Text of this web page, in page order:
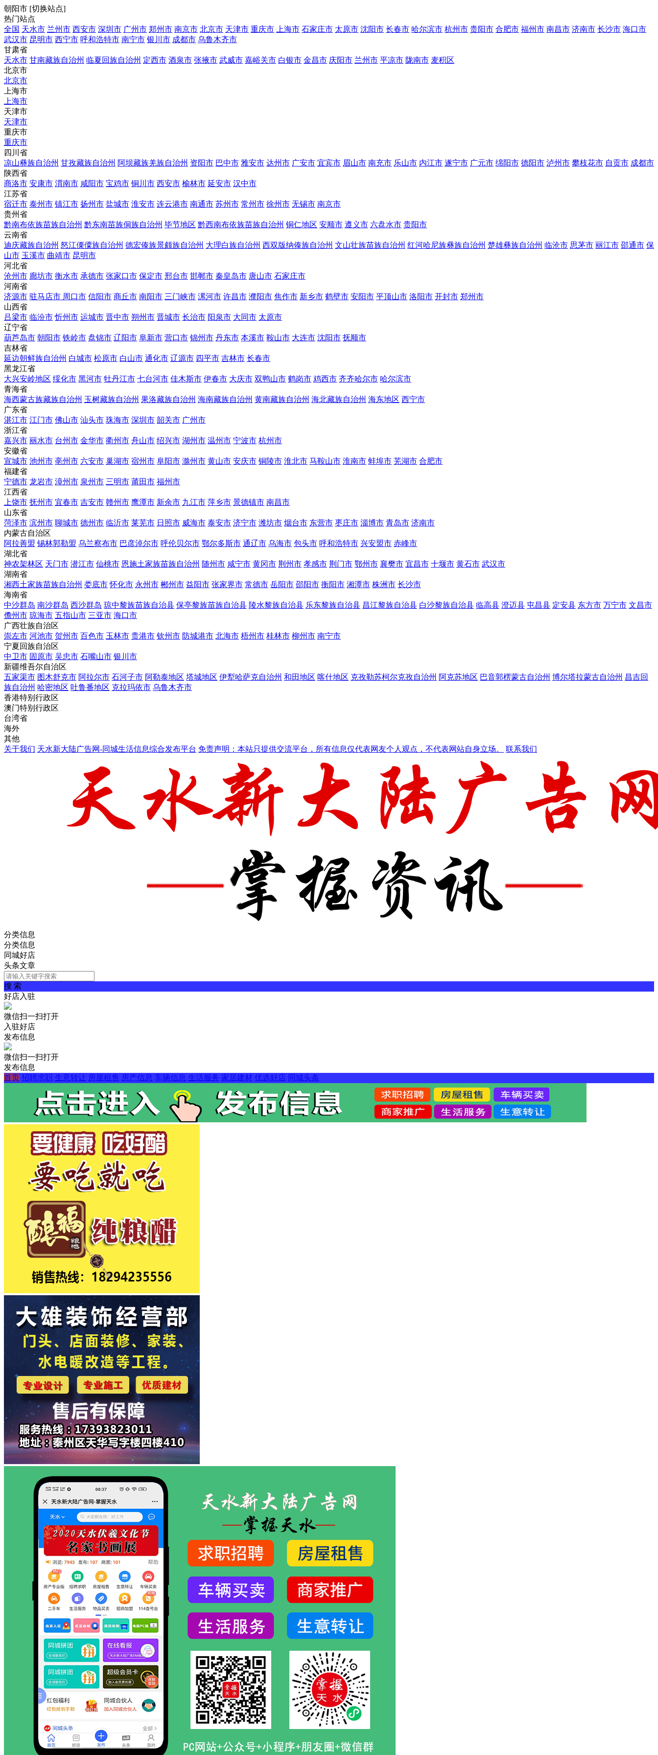
朝阳市 [切换站点]
热门站点
全国 天水市 兰州市 西安市 深圳市 广州市 郑州市 南京市 北京市 天津市 重庆市 上海市 石家庄市 太原市 沈阳市 长春市 哈尔滨市 杭州市 贵阳市 合肥市 福州市 南昌市 济南市 长沙市 海口市
武汉市 昆明市 西宁市 呼和浩特市 南宁市 银川市 成都市 乌鲁木齐市
甘肃省
天水市 甘南藏族自治州 临夏回族自治州 定西市 酒泉市 张掖市 武威市 嘉峪关市 白银市 金昌市 庆阳市 兰州市 平凉市 陇南市 麦积区
北京市
北京市
上海市
上海市
天津市
天津市
重庆市
重庆市
四川省
凉山彝族自治州 甘孜藏族自治州 阿坝藏族羌族自治州 资阳市 巴中市 雅安市 达州市 广安市 宜宾市 眉山市 南充市 乐山市 内江市 遂宁市 广元市 绵阳市 德阳市 泸州市 攀枝花市 自贡市 成都市
陕西省
商洛市 安康市 渭南市 咸阳市 宝鸡市 铜川市 西安市 榆林市 延安市 汉中市
江苏省
宿迁市 泰州市 镇江市 扬州市 盐城市 淮安市 连云港市 南通市 苏州市 常州市 徐州市 无锡市 南京市
贵州省
黔南布依族苗族自治州 黔东南苗族侗族自治州 毕节地区 黔西南布依族苗族自治州 铜仁地区 安顺市 遵义市 六盘水市 贵阳市
云南省
迪庆藏族自治州 怒江傈僳族自治州 德宏傣族景颇族自治州 大理白族自治州 西双版纳傣族自治州 文山壮族苗族自治州 红河哈尼族彝族自治州 楚雄彝族自治州 临沧市 思茅市 丽江市 邵通市 保
山市 玉溪市 曲靖市 昆明市
河北省
沧州市 廊坊市 衡水市 承德市 张家口市 保定市 邢台市 邯郸市 秦皇岛市 唐山市 石家庄市
河南省
济源市 驻马店市 周口市 信阳市 商丘市 南阳市 三门峡市 漯河市 许昌市 濮阳市 焦作市 新乡市 鹤壁市 安阳市 平顶山市 洛阳市 开封市 郑州市
山西省
吕梁市 临汾市 忻州市 运城市 晋中市 朔州市 晋城市 长治市 阳泉市 大同市 太原市
辽宁省
葫芦岛市 朝阳市 铁岭市 盘锦市 辽阳市 阜新市 营口市 锦州市 丹东市 本溪市 鞍山市 大连市 沈阳市 抚顺市
吉林省
延边朝鲜族自治州 白城市 松原市 白山市 通化市 辽源市 四平市 吉林市 长春市
黑龙江省
大兴安岭地区 绥化市 黑河市 牡丹江市 七台河市 佳木斯市 伊春市 大庆市 双鸭山市 鹤岗市 鸡西市 齐齐哈尔市 哈尔滨市
青海省
海西蒙古族藏族自治州 玉树藏族自治州 果洛藏族自治州 海南藏族自治州 黄南藏族自治州 海北藏族自治州 海东地区 西宁市
广东省
湛江市 江门市 佛山市 汕头市 珠海市 深圳市 韶关市 广州市
浙江省
嘉兴市 丽水市 台州市 金华市 衢州市 舟山市 绍兴市 湖州市 温州市 宁波市 杭州市
安徽省
宣城市 池州市 亳州市 六安市 巢湖市 宿州市 阜阳市 滁州市 黄山市 安庆市 铜陵市 淮北市 马鞍山市 淮南市 蚌埠市 芜湖市 合肥市
福建省
宁德市 龙岩市 漳州市 泉州市 三明市 莆田市 福州市
江西省
上饶市 抚州市 宜春市 吉安市 赣州市 鹰潭市 新余市 九江市 萍乡市 景德镇市 南昌市
山东省
菏泽市 滨州市 聊城市 德州市 临沂市 莱芜市 日照市 威海市 泰安市 济宁市 潍坊市 烟台市 东营市 枣庄市 淄博市 青岛市 济南市
内蒙古自治区
阿拉善盟 锡林郭勒盟 乌兰察布市 巴彦淖尔市 呼伦贝尔市 鄂尔多斯市 通辽市 乌海市 包头市 呼和浩特市 兴安盟市 赤峰市
湖北省
神农架林区 天门市 潜江市 仙桃市 恩施土家族苗族自治州 随州市 咸宁市 黄冈市 荆州市 孝感市 荆门市 鄂州市 襄樊市 宜昌市 十堰市 黄石市 武汉市
湖南省
湘西土家族苗族自治州 娄底市 怀化市 永州市 郴州市 益阳市 张家界市 常德市 岳阳市 邵阳市 衡阳市 湘潭市 株洲市 长沙市
海南省
中沙群岛 南沙群岛 西沙群岛 琼中黎族苗族自治县 保亭黎族苗族自治县 陵水黎族自治县 乐东黎族自治县 昌江黎族自治县 白沙黎族自治县 临高县 澄迈县 屯昌县 定安县 东方市 万宁市 文昌市
儋州市 琼海市 五指山市 三亚市 海口市
广西壮族自治区
崇左市 河池市 贺州市 百色市 玉林市 贵港市 钦州市 防城港市 北海市 梧州市 桂林市 柳州市 南宁市
宁夏回族自治区
中卫市 固原市 吴忠市 石嘴山市 银川市
新疆维吾尔自治区
五家渠市 图木舒克市 阿拉尔市 石河子市 阿勒泰地区 塔城地区 伊犁哈萨克自治州 和田地区 喀什地区 克孜勒苏柯尔克孜自治州 阿克苏地区 巴音郭楞蒙古自治州 博尔塔拉蒙古自治州 昌吉回
族自治州 哈密地区 吐鲁番地区 克拉玛依市 乌鲁木齐市
香港特别行政区
澳门特别行政区
台湾省
海外
其他
关于我们 天水新大陆广告网-同城生活信息综合发布平台 免责声明：本站只提供交流平台，所有信息仅代表网友个人观点，不代表网站自身立场。 联系我们
分类信息
分类信息
同城好店
头条文章
搜 索
好店入驻
微信扫一扫打开
入驻好店
发布信息
微信扫一扫打开
发布信息
首页 招聘求职 生意转让 房屋租售 房产信息 车辆信息 生活服务 家居建材 优选好店 同城头条